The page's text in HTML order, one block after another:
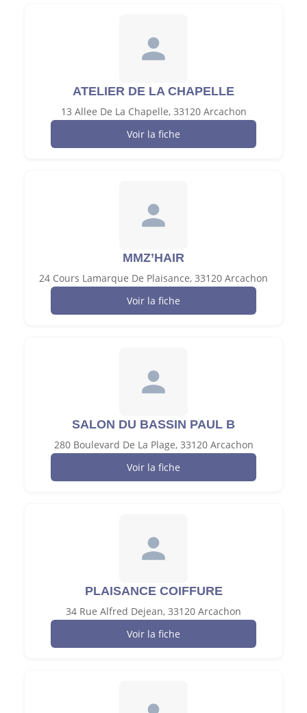
ATELIER DE LA CHAPELLE
13 Allee De La Chapelle, 33120 Arcachon
Voir la fiche
MMZ’HAIR
24 Cours Lamarque De Plaisance, 33120 Arcachon
Voir la fiche
SALON DU BASSIN PAUL B
280 Boulevard De La Plage, 33120 Arcachon
Voir la fiche
PLAISANCE COIFFURE
34 Rue Alfred Dejean, 33120 Arcachon
Voir la fiche